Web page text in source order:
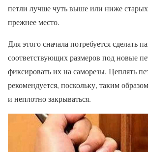
петли лучше чуть выше или ниже
прежнее место.
Для этого сначала потребуется сделать
соответствующих размеров под новые
фиксировать их на саморезы. Цеплять
рекомендуется, поскольку, таким
и неплотно закрываться.